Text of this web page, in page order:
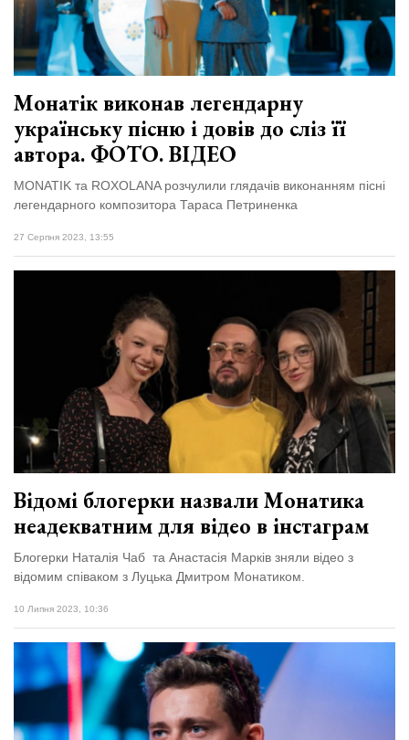
залишив у
Луцьку
три...
27 Липня 2026
681 переглядів
Персона
Лайф
Афіша
Політика конфіденційності
Монатік виконав легендарну
українську пісню і довів до сліз її
автора. ФОТО. ВІДЕО
MONATIK та ROXOLANA розчулили глядачів виконанням пісні
легендарного композитора Тараса Петриненка
27 Серпня 2023, 13:55
Відомі блогерки назвали Монатика
неадекватним для відео в інстаграм
Блогерки Наталія Чаб та Анастасія Марків зняли відео з
відомим співаком з Луцька Дмитром Монатиком.
10 Липня 2023, 10:36